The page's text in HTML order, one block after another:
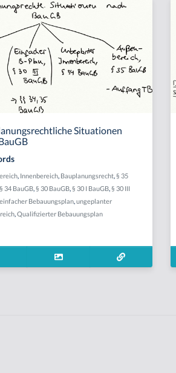
Situationen
, Innenbereich, Bauplanungsrecht,§ 35
§ 34 BauGB,§ 30 BauGB,§ 30 I BauGB,§ 30 III
einfacher Bebauungsplan,ungeplanter
,Qualifizierter Bebauungsplan